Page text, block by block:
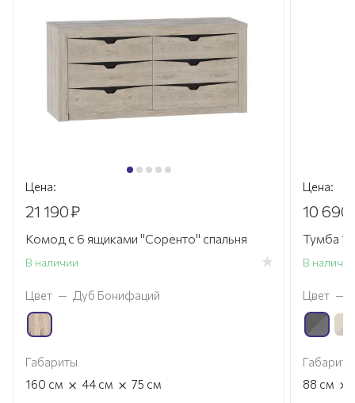
Цена:
21 190₽
Комод с 6 ящиками "Соренто" спальня
В наличии
Цвет — Дуб Бонифаций
Габариты
160 см × 44 см × 75 см
Цена:
10 690
Тумба 1
В наличии
Цвет —
Габариты
88 см ×